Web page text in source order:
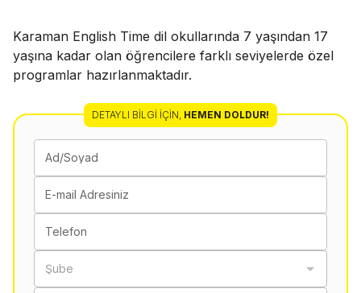
Karaman English Time dil okullarında 7 yaşından 17
yaşına kadar olan öğrencilere farklı seviyelerde özel
programlar hazırlanmaktadır.
DETAYLI BILGI İÇIN HEMEN DOLDUR!
Ad/Soyad
E-mail Adresiniz
Telefon
Şube